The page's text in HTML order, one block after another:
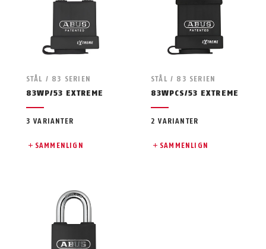
STÅL / 83 SERIEN
83WP/53 EXTREME
3 VARIANTER
SAMMENLIGN
STÅL / 83 SERIEN
83WPCS/53 EXTREME
2 VARIANTER
SAMMENLIGN